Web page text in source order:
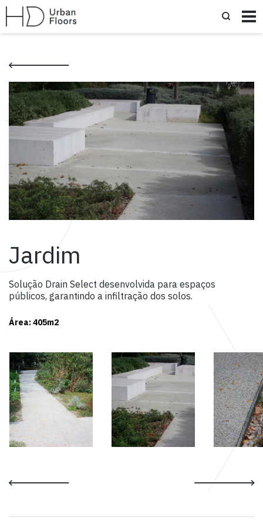
Jardim
Solução Drain Select desenvolvida para espaços
públicos, garantindo a infiltração dos solos.
Área: 405m2